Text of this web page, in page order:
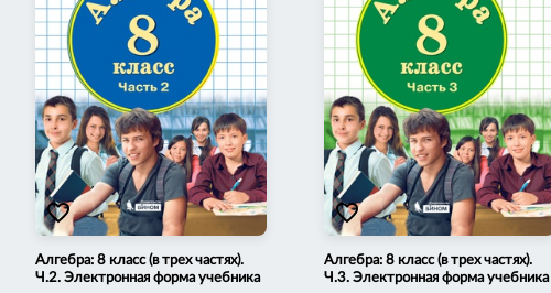
Алгебра: 8 класс (в трех частях).
Ч.2. Электронная форма учебника
favorite_border
Алгебра: 8 класс (в трех частях).
Ч.3. Электронная форма учебника
favorite_border